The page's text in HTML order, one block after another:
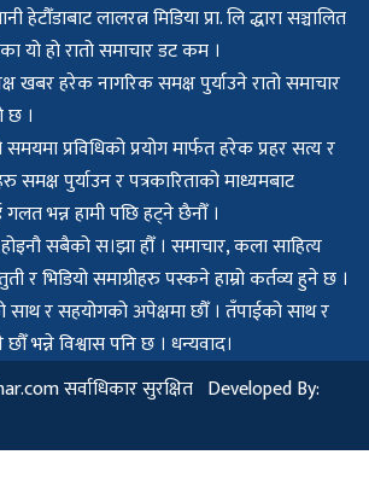
हेटौँडाबाट लालरत्न मिडिया प्रा. लि द्धारा सञ्चालित
यो हो रातो समाचार डट कम ।
खबर हरेक नागरिक समक्ष पुर्याउने रातो समाचार
।
प्रविधिको प्रयोग मार्फत हरेक प्रहर सत्य र
समक्ष पुर्याउन र पत्रकारिताको माध्यमबाट
भन्न हामी पछि हट्ने छैनौँ ।
सबैको स।झा हौँ । समाचार, कला साहित्य
र भिडियो समाग्रीहरु पस्कने हाम्रो कर्तव्य हुने छ ।
साथ र सहयोगको अपेक्षमा छौँ । तँपाईको साथ र
भन्ने विश्वास पनि छ । धन्यवाद।
सर्वाधिकार सुरक्षित Developed By: